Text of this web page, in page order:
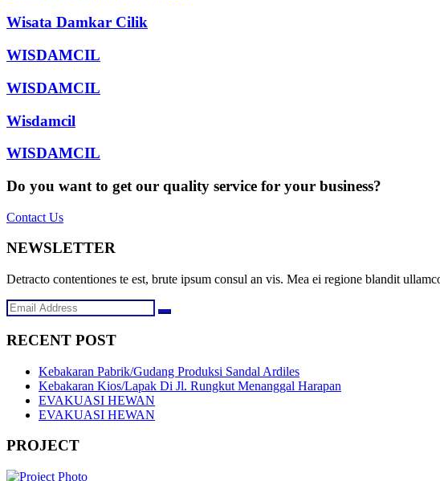
Wisata Damkar Cilik
WISDAMCIL
WISDAMCIL
Wisdamcil
WISDAMCIL
Do you want to get our quality service for your business?
Contact Us
NEWSLETTER
Detracto contentiones te est, brute ipsum consul an vis. Mea ei regione blandit
RECENT POST
Kebakaran Pabrik/Gudang Produksi Sandal Ardiles
Kebakaran Kios/Lapak Di Jl. Rungkut Menanggal Harapan
EVAKUASI HEWAN
EVAKUASI HEWAN
PROJECT